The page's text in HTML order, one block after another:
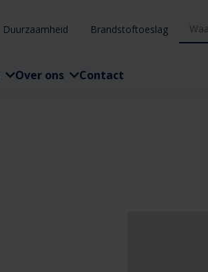
Duurzaamheid Brandstoftoeslag
Over ons Contact